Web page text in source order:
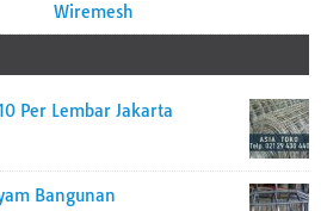
Wiremesh
Per Lembar Jakarta
Bangunan